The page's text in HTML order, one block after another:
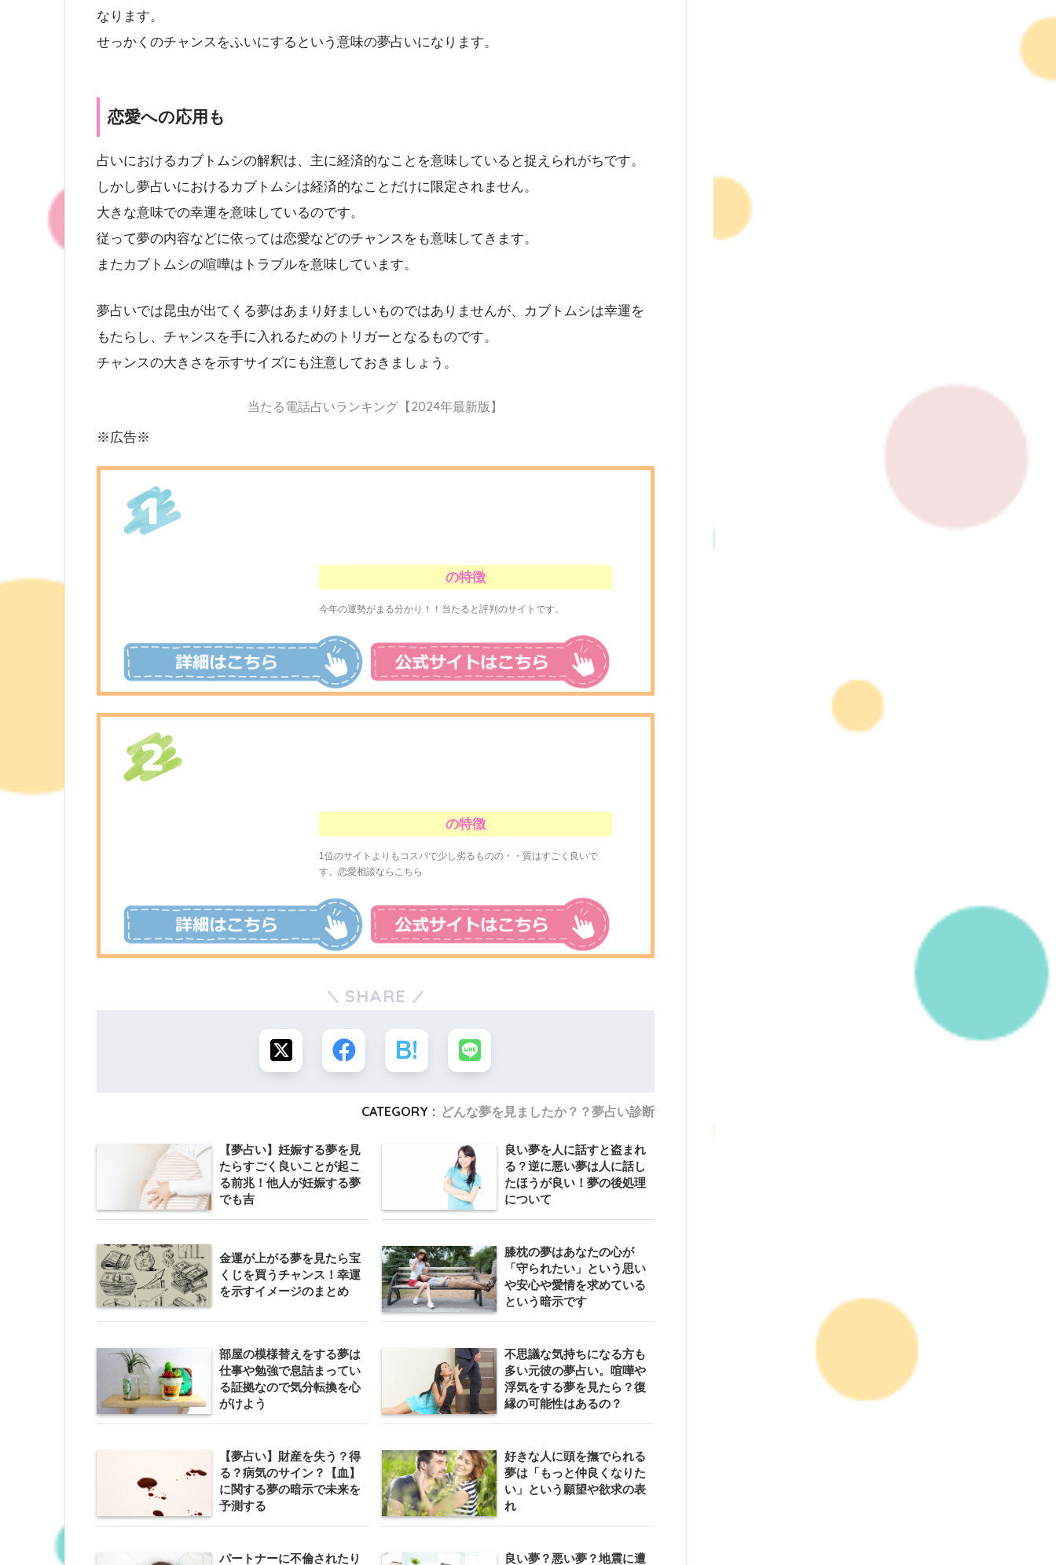
なります。
せっかくのチャンスをふいにするという意味の夢占いになります。
恋愛への応用も
占いにおけるカブトムシの解釈は、主に経済的なことを意味していると捉えられがちです。
しかし夢占いにおけるカブトムシは経済的なことだけに限定されません。
大きな意味での幸運を意味しているのです。
従って夢の内容などに依っては恋愛などのチャンスをも意味してきます。
またカブトムシの喧嘩はトラブルを意味しています。
夢占いでは昆虫が出てくる夢はあまり好ましいものではありませんが、カブトムシは幸運を
もたらし、チャンスを手に入れるためのトリガーとなるものです。
チャンスの大きさを示すサイズにも注意しておきましょう。
当たる電話占いランキング【2024年最新版】
※広告※
の特徴
今年の運勢がまる分かり！！当たると評判のサイトです。
の特徴
1位のサイトよりもコスパで少し劣るものの・・質はすごく良いで
す。恋愛相談ならこちら
SHARE
CATEGORY : どんな夢を見ましたか？？夢占い診断
【夢占い】妊娠する夢を見
たらすごく良いことが起こ
る前兆！他人が妊娠する夢
でも吉
良い夢を人に話すと盗まれ
る？逆に悪い夢は人に話し
たほうが良い！夢の後処理
について
金運が上がる夢を見たら宝
くじを買うチャンス！幸運
を示すイメージのまとめ
膝枕の夢はあなたの心が
「守られたい」という思い
や安心や愛情を求めている
という暗示です
部屋の模様替えをする夢は
仕事や勉強で息詰まってい
る証拠なので気分転換を心
がけよう
不思議な気持ちになる方も
多い元彼の夢占い。喧嘩や
浮気をする夢を見たら？復
縁の可能性はあるの？
【夢占い】財産を失う？得
る？病気のサイン？【血】
に関する夢の暗示で未来を
予測する
好きな人に頭を撫でられる
夢は「もっと仲良くなりた
い」という願望や欲求の表
れ
パートナーに不倫されたり 良い夢？悪い夢？地震に遭